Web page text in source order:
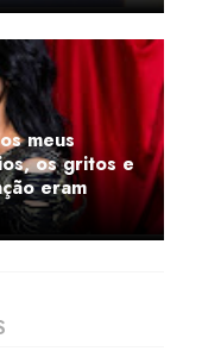
meus
os gritos e
eram